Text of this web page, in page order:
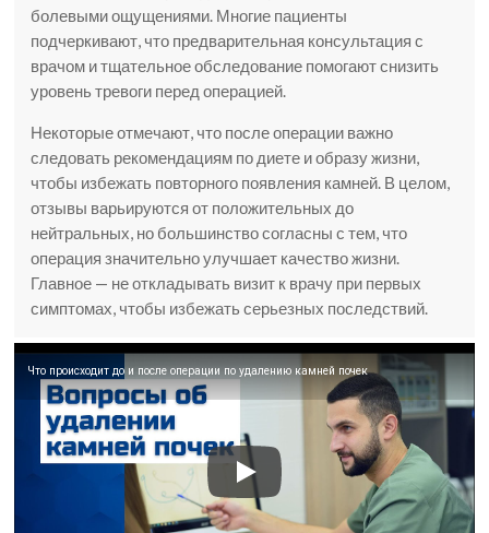
болевыми ощущениями. Многие пациенты
подчеркивают, что предварительная консультация с
врачом и тщательное обследование помогают снизить
уровень тревоги перед операцией.
Некоторые отмечают, что после операции важно
следовать рекомендациям по диете и образу жизни,
чтобы избежать повторного появления камней. В целом,
отзывы варьируются от положительных до
нейтральных, но большинство согласны с тем, что
операция значительно улучшает качество жизни.
Главное — не откладывать визит к врачу при первых
симптомах, чтобы избежать серьезных последствий.
Что происходит до и после операции по удалению камней почек